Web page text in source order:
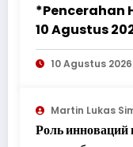
*Pencerahan
10 Agustus
BERSAMA
YANG
SETELAH
10 Agustus 2026
Martin Lukas
Роль инноваций